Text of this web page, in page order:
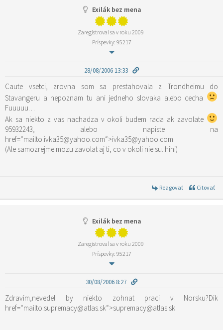
Exilák bez mena
Zaregistroval sa v roku 2009
Príspevky: 95217
28/08/2006 13:33
Caute vsetci, zrovna som sa prestahovala z Trondheimu do
Stavangeru a nepoznam tu ani jedneho slovaka alebo cecha
Fuuuuu…
Ak sa niekto z vas nachadza v okoli budem rada ak zavolate
95932243, alebo napiste na
href=“mailto:ivka35@yahoo.com“>ivka35@yahoo.com
(Ale samozrejme mozu zavolat aj ti, co v okoli nie su..hihi)
Reagovať Citovať
Exilák bez mena
Zaregistroval sa v roku 2009
Príspevky: 95217
30/08/2006 8:27
Zdravim,nevedel by niekto zohnat praci v Norsku?Dik
href=“mailto:supremacy@atlas.sk“>supremacy@atlas.sk